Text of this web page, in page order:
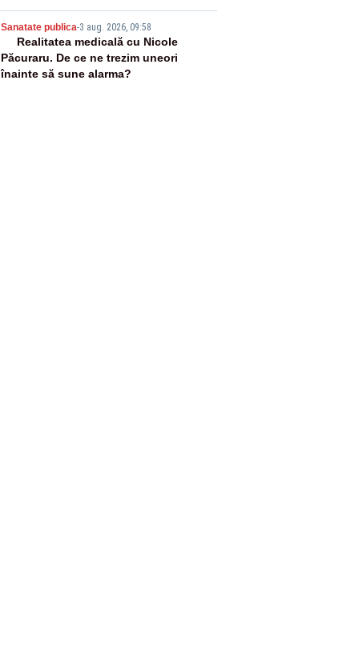
Sanatate publica-3 aug. 2026, 09:58
Realitatea medicală cu Nicole
Păcuraru. De ce ne trezim uneori
înainte să sune alarma?